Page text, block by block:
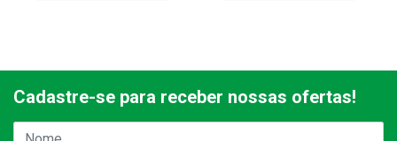
Cadastre-se para receber nossas ofertas!